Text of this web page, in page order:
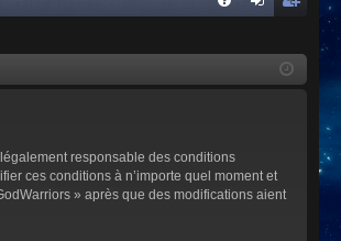
cri
responsable des conditions
ces conditions à n’importe quel moment et
» après que des modifications aient